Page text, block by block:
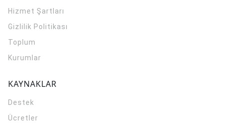
Hizmet Şartları
Gizlilik Politikası
Toplum
Kurumlar
KAYNAKLAR
Destek
Ücretler